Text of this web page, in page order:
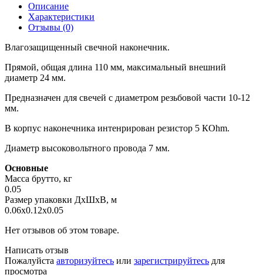
Описание
Характеристики
Отзывы (0)
Влагозащищенный свечной наконечник.
Прямой, общая длина 110 мм, максимальный внешний
диаметр 24 мм.
Предназначен для свечей с диаметром резьбовой части 10-12
мм.
В корпус наконечника интенрирован резистор 5 КОhm.
Диаметр высоковольтного провода 7 мм.
Основные
Масса брутто, кг
0.05
Размер упаковки ДхШхВ, м
0.06x0.12x0.05
Нет отзывов об этом товаре.
Написать отзыв
Пожалуйста авторизуйтесь или зарегистрируйтесь для
просмотра